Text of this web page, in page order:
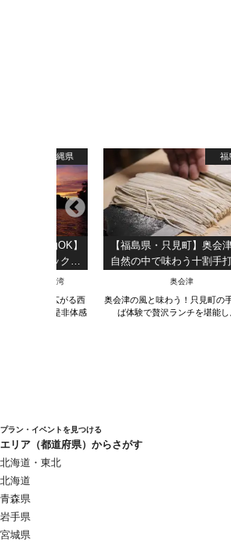
沖縄県
【当日予約OK】
ロマンチックサ
グローブカヤッ
無料貸出も！】
・北谷・宜野湾
から360度広がる西
ンセットを是非体感
福
【福島県・只見町】奥会
自然の中で味わう十割手
ば体験
奥会津
奥会津の風と味わう！只見町の
ば体験で贅沢ランチを堪能し
プラン・イベントを見つける
エリア（都道府県）からさがす
北海道・東北
北海道
青森県
岩手県
宮城県